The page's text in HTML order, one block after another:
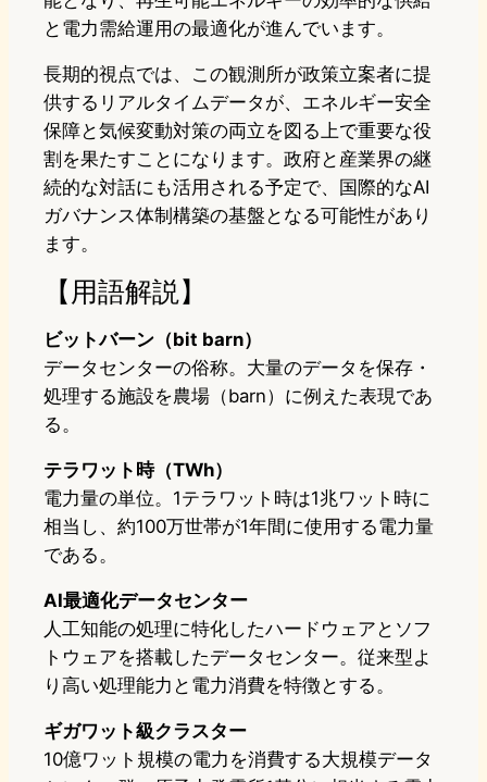
と電力需給運用の最適化が進んでいます。
長期的視点では、この観測所が政策立案者に提
供するリアルタイムデータが、エネルギー安全
保障と気候変動対策の両立を図る上で重要な役
割を果たすことになります。政府と産業界の継
続的な対話にも活用される予定で、国際的なAI
ガバナンス体制構築の基盤となる可能性があり
ます。
【用語解説】
ビットバーン（bit barn）
データセンターの俗称。大量のデータを保存・
処理する施設を農場（barn）に例えた表現であ
る。
テラワット時（TWh）
電力量の単位。1テラワット時は1兆ワット時に
相当し、約100万世帯が1年間に使用する電力量
である。
AI最適化データセンター
人工知能の処理に特化したハードウェアとソフ
トウェアを搭載したデータセンター。従来型よ
り高い処理能力と電力消費を特徴とする。
ギガワット級クラスター
10億ワット規模の電力を消費する大規模データ